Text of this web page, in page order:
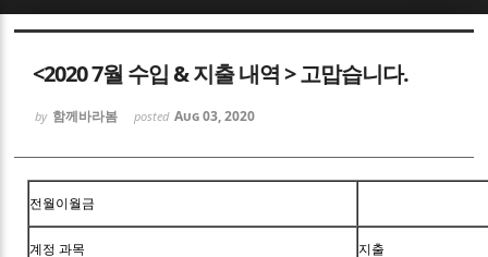
<2020 7월 수입 & 지출 내역 > 고맙습니다.
by 함께바라봄 posted Aug 03, 2020
전월이월금
계정 과목 지출
Sketchbook5, 스케치북5
Sketchbook5, 스케치북5